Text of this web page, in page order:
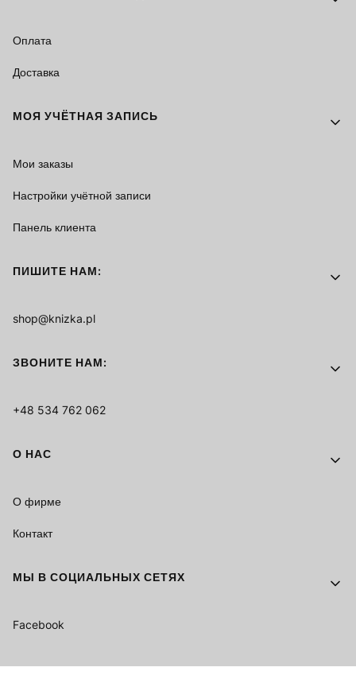
Оплата
Доставка
МОЯ УЧЁТНАЯ ЗАПИСЬ
Мои заказы
Настройки учётной записи
Панель клиента
ПИШИТЕ НАМ:
shop@knizka.pl
ЗВОНИТЕ НАМ:
+48 534 762 062
О НАС
О фирме
Контакт
МЫ В СОЦИАЛЬНЫХ СЕТЯХ
Facebook